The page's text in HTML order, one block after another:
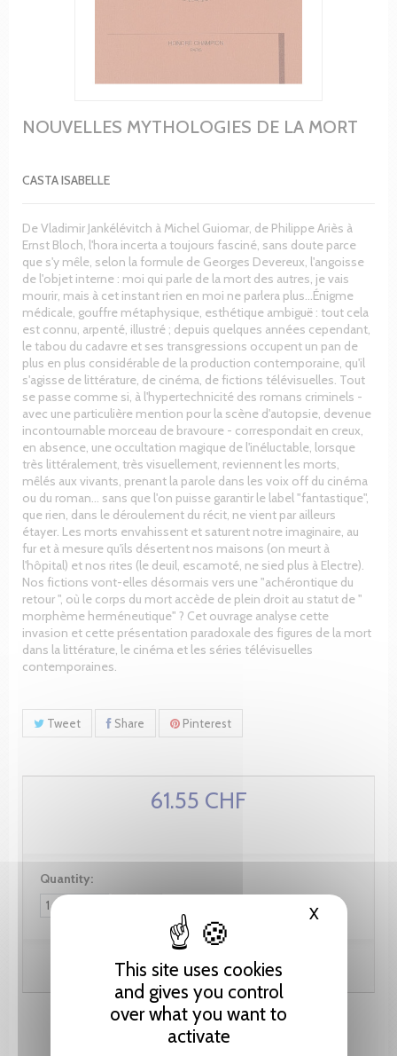
This site uses cookies
and gives you control
over what you want to
activate
XHide
NOUVELLES MYTHOLOGIES DE LA MORT
CASTA ISABELLE
De Vladimir Jankélévitch à Michel Guiomar, de Philippe Ariès à
Ernst Bloch, l'hora incerta a toujours fasciné, sans doute parce
que s'y mêle, selon la formule de Georges Devereux, l'angoisse
de l'objet interne : moi qui parle de la mort des autres, je vais
mourir, mais à cet instant rien en moi ne parlera plus…Énigme
médicale, gouffre métaphysique, esthétique ambiguë : tout cela
est connu, arpenté, illustré ; depuis quelques années cependant,
le tabou du cadavre et ses transgressions occupent un pan de
plus en plus considérable de la production contemporaine, qu'il
s'agisse de littérature, de cinéma, de fictions télévisuelles. Tout
se passe comme si, à l'hypertechnicité des romans criminels -
avec une particulière mention pour la scène d'autopsie, devenue
incontournable morceau de bravoure - correspondait en creux,
en absence, une occultation magique de l'inéluctable, lorsque
très littéralement, très visuellement, reviennent les morts,
mêlés aux vivants, prenant la parole dans les voix off du cinéma
ou du roman… sans que l'on puisse garantir le label "fantastique",
que rien, dans le déroulement du récit, ne vient par ailleurs
étayer. Les morts envahissent et saturent notre imaginaire, au
fur et à mesure qu'ils désertent nos maisons (on meurt à
l'hôpital) et nos rites (le deuil, escamoté, ne sied plus à Electre).
Nos fictions vont-elles désormais vers une "achérontique du
retour ", où le corps du mort accède de plein droit au statut de "
morphème herméneutique" ? Cet ouvrage analyse cette
invasion et cette présentation paradoxale des figures de la mort
dans la littérature, le cinéma et les séries télévisuelles
contemporaines.
Tweet Share Pinterest
61.55 CHF
Quantity:
Add to cart